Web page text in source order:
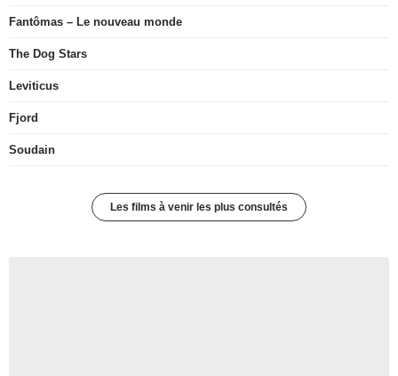
Fantômas – Le nouveau monde
The Dog Stars
Leviticus
Fjord
Soudain
Les films à venir les plus consultés